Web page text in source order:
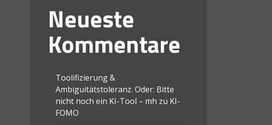
Neueste
Kommentare
Toolifizierung &
Ambiguitätstoleranz. Oder: Bitte
nicht noch ein KI-Tool – mh zu KI-
FOMO